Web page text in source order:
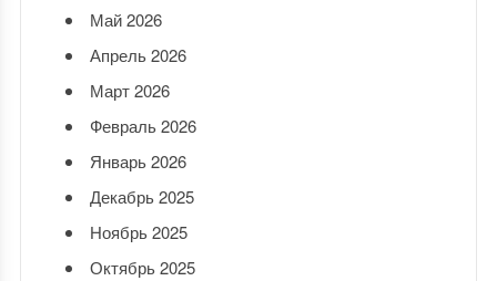
Май 2026
Апрель 2026
Март 2026
Февраль 2026
Январь 2026
Декабрь 2025
Ноябрь 2025
Октябрь 2025